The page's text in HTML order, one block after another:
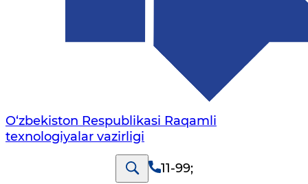
O‘zbekiston Respublikasi Raqamli
texnologiyalar vazirligi
11-99;